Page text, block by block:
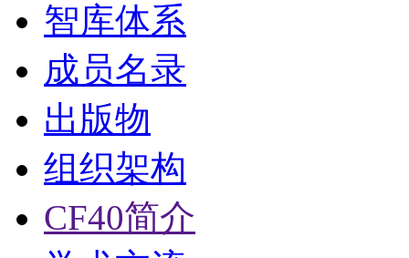
智库体系
成员名录
出版物
组织架构
CF40简介